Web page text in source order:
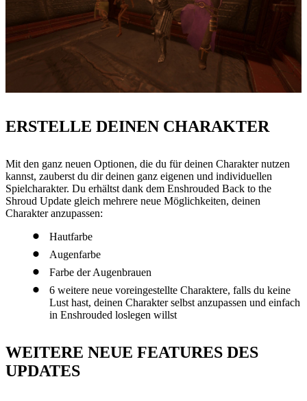
ERSTELLE DEINEN CHARAKTER
Mit den ganz neuen Optionen, die du für deinen Charakter nutzen
kannst, zauberst du dir deinen ganz eigenen und individuellen
Spielcharakter. Du erhältst dank dem Enshrouded Back to the
Shroud Update gleich mehrere neue Möglichkeiten, deinen
Charakter anzupassen:
Hautfarbe
Augenfarbe
Farbe der Augenbrauen
6 weitere neue voreingestellte Charaktere, falls du keine
Lust hast, deinen Charakter selbst anzupassen und einfach
in Enshrouded loslegen willst
WEITERE NEUE FEATURES DES
UPDATES